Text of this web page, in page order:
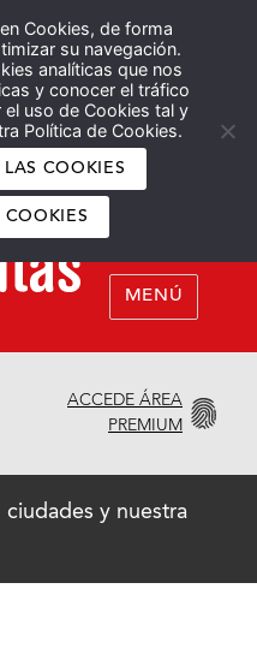
Cookies, de forma
su navegación.
analíticas que nos
y conocer el tráfico
uso de Cookies tal y
Política de Cookies.
COOKIES
COOKIES
Español English
MENÚ
ACCEDE ÁREA
PREMIUM
ciudades y nuestra